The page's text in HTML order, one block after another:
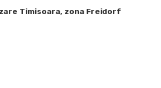
Timisoara, zona Freidorf